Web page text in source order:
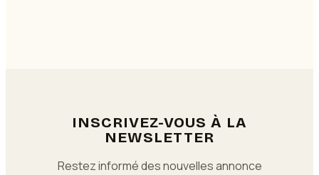
INSCRIVEZ-VOUS À LA
NEWSLETTER
Restez informé des nouvelles annonce